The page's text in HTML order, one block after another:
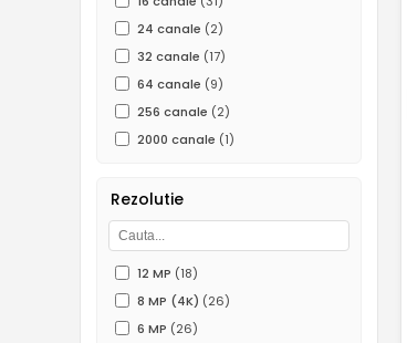
24 canale (2)
32 canale (17)
64 canale (9)
256 canale (2)
2000 canale (1)
Rezolutie
12 MP (18)
8 MP (4K) (26)
6 MP (26)